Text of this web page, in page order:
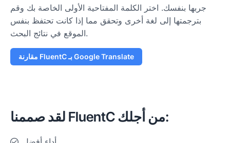
جربها بنفسك. اختر الكلمة المفتاحية الأولى الخاصة بك وقم
بترجمتها إلى لغة أخرى وتحقق مما إذا كانت تحتفظ بنفس
الموقع في نتائج البحث.
مقارنة FluentC بـ Google Translate
لقد صممنا FluentC من أجلك: